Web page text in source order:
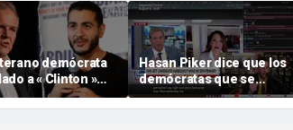
demócrata
a « Clinton »
el barco y dice
partido ha
Hasan Piker dice que los
demócratas que se
oponen a El-Sayed
deberían ser